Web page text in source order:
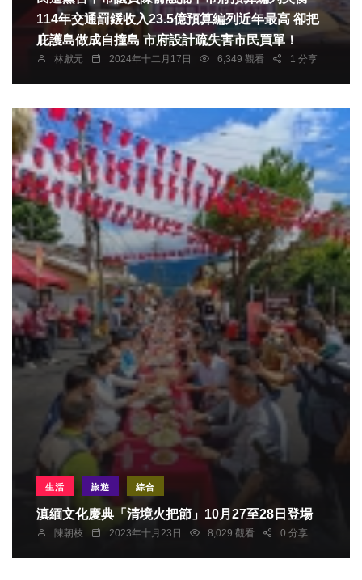
114年交通罰鍰收入23.5億預算編列近年最高 卻把
庇護島做成自撞島 市府設計疏失害市民買單！
林獻元 2024年十二月17日 6,349 觀看 1 分享
生活 旅遊 綜合
滇緬文化慶典「清境火把節」10月27至28日登場
陳朝枝 2023年十月23日 8,029 觀看 0 分享